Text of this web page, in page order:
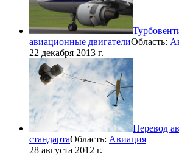
авиационные двигателиОбласть:
22 декабря 2013 г.
Перевод
стандартаОбласть: Авиация
28 августа 2012 г.